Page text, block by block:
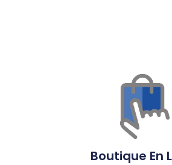
Boutique En